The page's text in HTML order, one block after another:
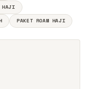
HAJI
PAKET ROAM HAJI